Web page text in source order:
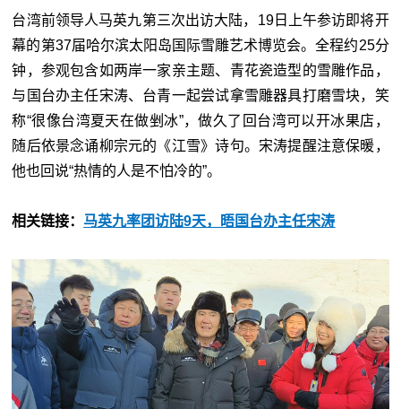
台湾前领导人马英九第三次出访大陆，19日上午参访即将开
幕的第37届哈尔滨太阳岛国际雪雕艺术博览会。全程约25分
钟，参观包含如两岸一家亲主题、青花瓷造型的雪雕作品，
与国台办主任宋涛、台青一起尝试拿雪雕器具打磨雪块，笑
称“很像台湾夏天在做剉冰”，做久了回台湾可以开冰果店，
随后依景念诵柳宗元的《江雪》诗句。宋涛提醒注意保暖，
他也回说“热情的人是不怕冷的”。
相关链接： 马英九率团访陆9天，晤国台办主任宋涛